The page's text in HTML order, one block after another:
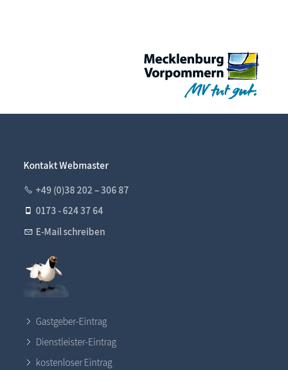
Kontakt Webmaster
+49 (0)38 202 – 306 87
0173 - 624 37 64
E-Mail schreiben
Gastgeber-Eintrag
Dienstleister-Eintrag
kostenloser Eintrag